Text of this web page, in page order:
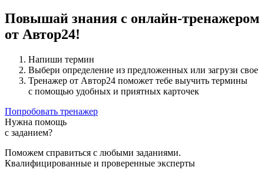
Повышай знания с онлайн-тренажером
от Автор24!
Напиши термин
Выбери определение из предложенных или загрузи свое
Тренажер от Автор24 поможет тебе выучить термины
с помощью удобных и приятных карточек
Попробовать тренажер
Нужна помощь
с заданием?
Поможем справиться с любыми заданиями.
Квалифицированные и проверенные эксперты